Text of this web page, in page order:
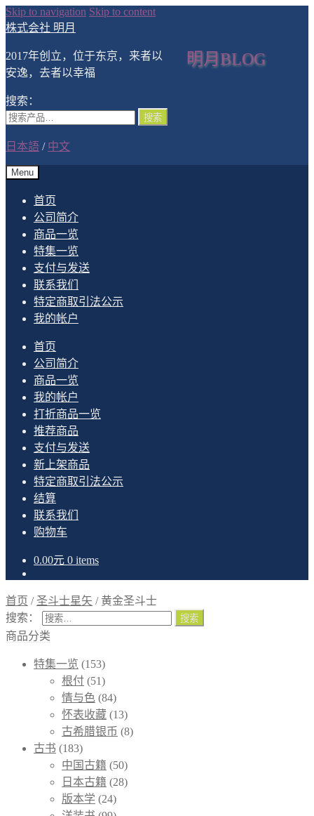
Skip to navigation Skip to content
株式会社 明月
明月BLOG
2017年创立，位于东京，来者以
安逸，去者以幸福
搜索：
搜索
日本語 / 中文
Menu
首页
公司简介
商品一览
特集一览
支付与发送
联系我们
特定商取引法公示
我的帐户
首页
公司简介
商品一览
我的帐户
打折商品一览
推荐商品
支付与发送
新上架商品
特定商取引法公示
结算
联系我们
购物车
0.00元 0 items
首页 /圣斗士星矢 / 黄金圣斗士
搜索：
商品分类
特集一览 (153)
根付 (51)
情与色 (84)
怀表收藏 (13)
古希腊银币 (8)
古书 (183)
中国古籍 (50)
日本古籍 (28)
版本学 (24)